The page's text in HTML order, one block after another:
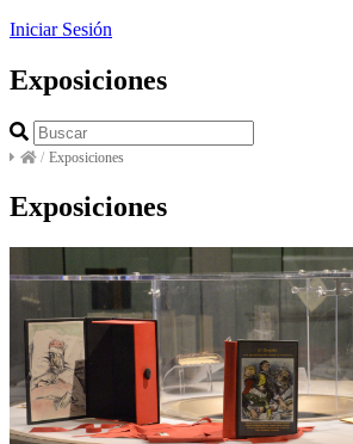
Iniciar Sesión
Exposiciones
/ Exposiciones
Exposiciones